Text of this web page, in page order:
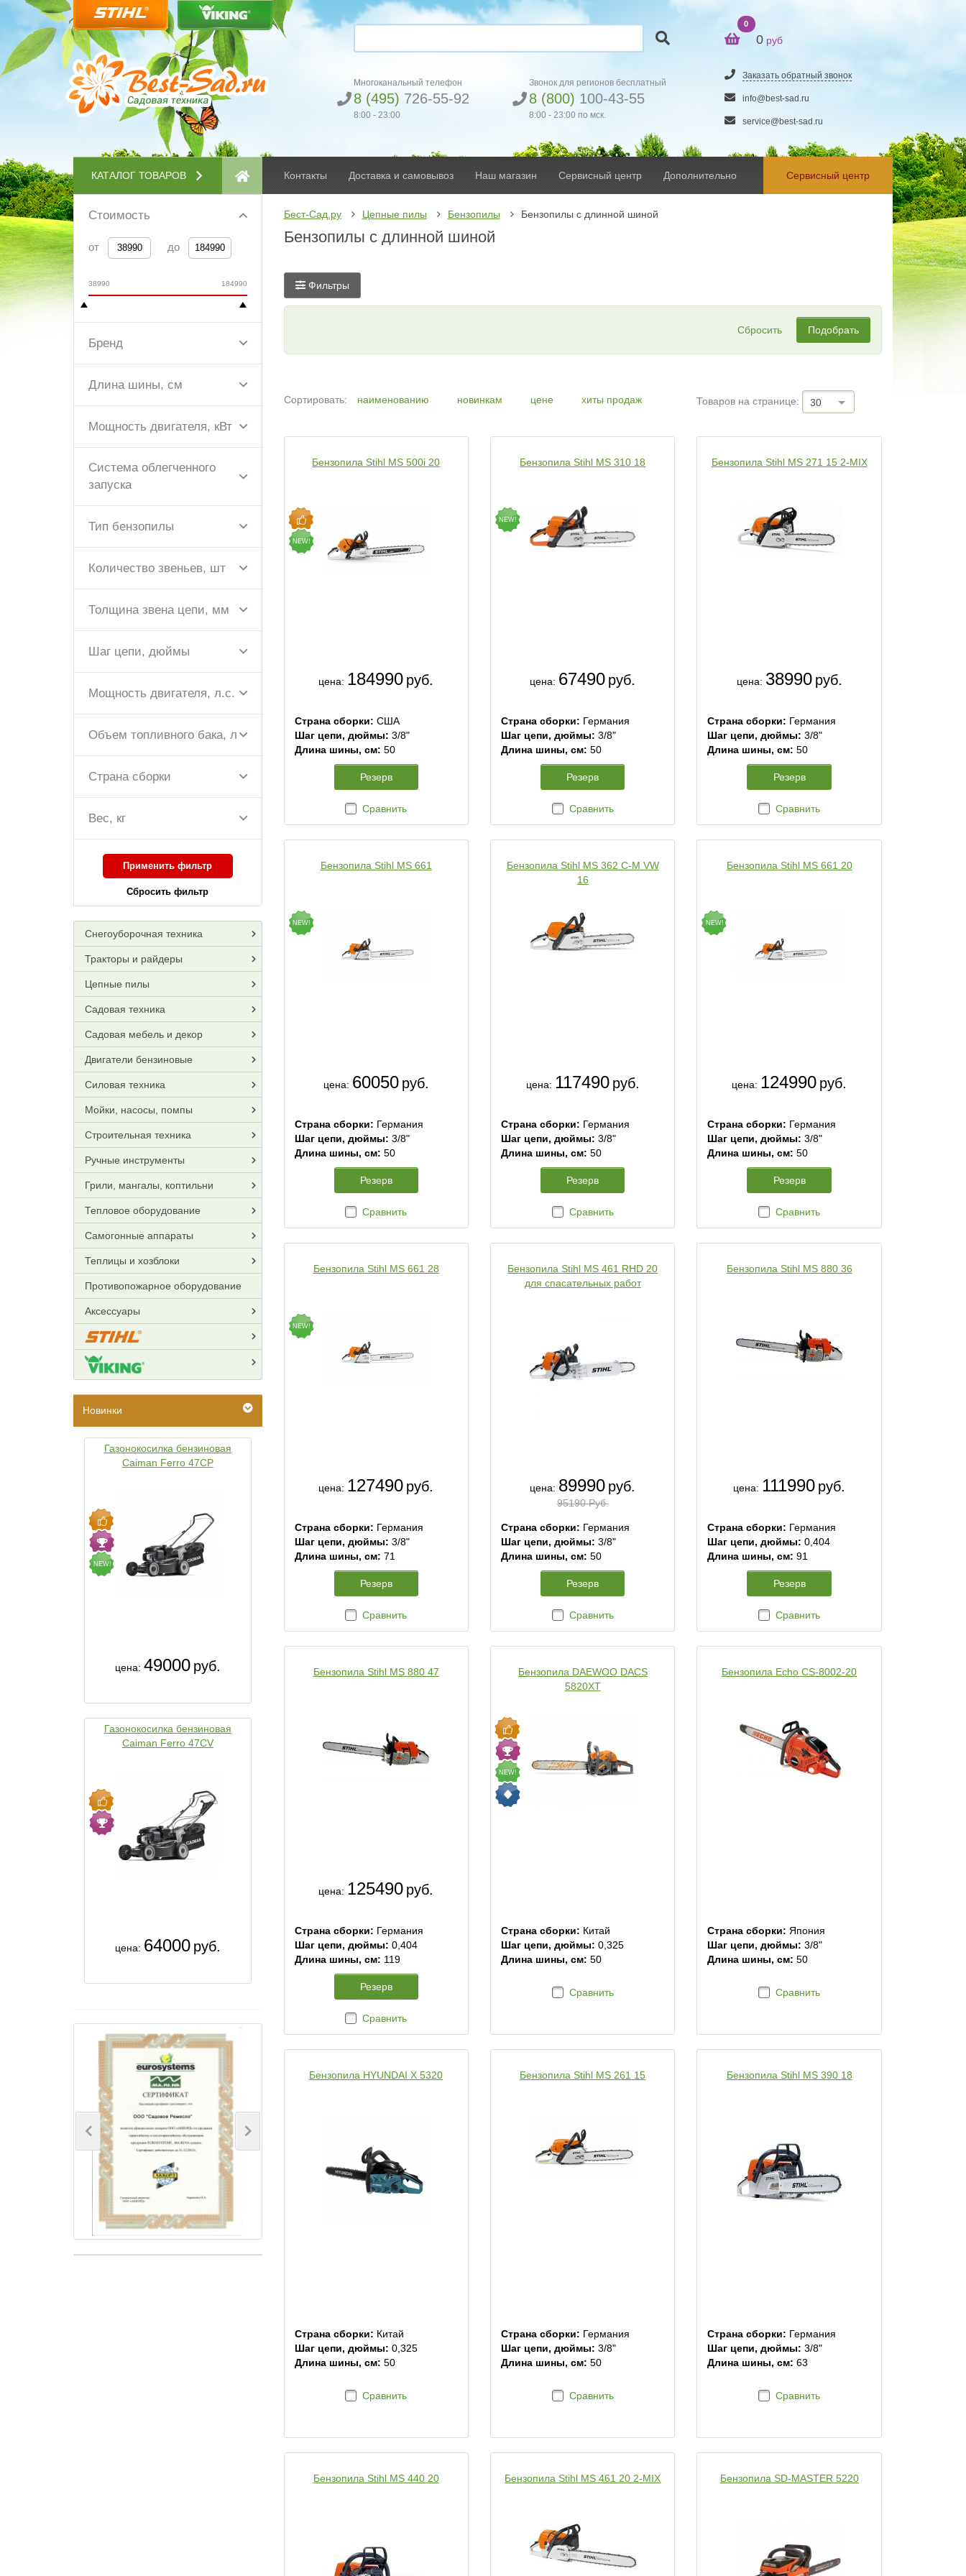
Многоканальный телефон
8 (495) 726-55-92
8:00 - 23:00
Звонок для регионов бесплатный
8 (800) 100-43-55
8:00 - 23:00 по мск.
0
0 руб
Заказать обратный звонок
info@best-sad.ru
service@best-sad.ru
КАТАЛОГ ТОВАРОВ Контакты Доставка и самовывоз Наш магазин Сервисный центр Дополнительно Сервисный центр
Стоимость
от до
38990 184990
Бренд
Длина шины, см
Мощность двигателя, кВт
Система облегченного
запуска
Тип бензопилы
Количество звеньев, шт
Толщина звена цепи, мм
Шаг цепи, дюймы
Мощность двигателя, л.с.
Объем топливного бака, л
Страна сборки
Вес, кг
Применить фильтр
Сбросить фильтр
Снегоуборочная техника
Тракторы и райдеры
Цепные пилы
Садовая техника
Садовая мебель и декор
Двигатели бензиновые
Силовая техника
Мойки, насосы, помпы
Строительная техника
Ручные инструменты
Грили, мангалы, коптильни
Тепловое оборудование
Самогонные аппараты
Теплицы и хозблоки
Противопожарное оборудование
Аксессуары
Новинки
Газонокосилка бензиновая
Caiman Ferro 47CP
NEW!
цена: 49000 руб.
Газонокосилка бензиновая
Caiman Ferro 47CV
цена: 64000 руб.
Previous Next
Бест-Сад.ру Цепные пилы Бензопилы Бензопилы с длинной шиной
Бензопилы с длинной шиной
Фильтры
Сбросить Подобрать
Сортировать: наименованию новинкам цене хиты продаж Товаров на странице: 30
Бензопила Stihl MS 500i 20
NEW!
цена: 184990 руб.
Страна сборки: США
Шаг цепи, дюймы: 3/8"
Длина шины, см: 50
Резерв
Сравнить
Бензопила Stihl MS 310 18
NEW!
цена: 67490 руб.
Страна сборки: Германия
Шаг цепи, дюймы: 3/8"
Длина шины, см: 50
Резерв
Сравнить
Бензопила Stihl MS 271 15 2-MIX
цена: 38990 руб.
Страна сборки: Германия
Шаг цепи, дюймы: 3/8"
Длина шины, см: 50
Резерв
Сравнить
Бензопила Stihl MS 661
NEW!
цена: 60050 руб.
Страна сборки: Германия
Шаг цепи, дюймы: 3/8"
Длина шины, см: 50
Резерв
Сравнить
Бензопила Stihl MS 362 C-M VW
16
цена: 117490 руб.
Страна сборки: Германия
Шаг цепи, дюймы: 3/8"
Длина шины, см: 50
Резерв
Сравнить
Бензопила Stihl MS 661 20
NEW!
цена: 124990 руб.
Страна сборки: Германия
Шаг цепи, дюймы: 3/8"
Длина шины, см: 50
Резерв
Сравнить
Бензопила Stihl MS 661 28
NEW!
цена: 127490 руб.
Страна сборки: Германия
Шаг цепи, дюймы: 3/8"
Длина шины, см: 71
Резерв
Сравнить
Бензопила Stihl MS 461 RHD 20
для спасательных работ
цена: 89990 руб.
95190 Руб.
Страна сборки: Германия
Шаг цепи, дюймы: 3/8"
Длина шины, см: 50
Резерв
Сравнить
Бензопила Stihl MS 880 36
цена: 111990 руб.
Страна сборки: Германия
Шаг цепи, дюймы: 0,404
Длина шины, см: 91
Резерв
Сравнить
Бензопила Stihl MS 880 47
цена: 125490 руб.
Страна сборки: Германия
Шаг цепи, дюймы: 0,404
Длина шины, см: 119
Резерв
Сравнить
Бензопила DAEWOO DACS
5820XT
NEW!
Страна сборки: Китай
Шаг цепи, дюймы: 0,325
Длина шины, см: 50
Сравнить
Бензопила Echo CS-8002-20
Страна сборки: Япония
Шаг цепи, дюймы: 3/8"
Длина шины, см: 50
Сравнить
Бензопила HYUNDAI Х 5320
Страна сборки: Китай
Шаг цепи, дюймы: 0,325
Длина шины, см: 50
Сравнить
Бензопила Stihl MS 261 15
Страна сборки: Германия
Шаг цепи, дюймы: 3/8"
Длина шины, см: 50
Сравнить
Бензопила Stihl MS 390 18
Страна сборки: Германия
Шаг цепи, дюймы: 3/8"
Длина шины, см: 63
Сравнить
Бензопила Stihl MS 440 20 Бензопила Stihl MS 461 20 2-MIX Бензопила SD-MASTER 5220